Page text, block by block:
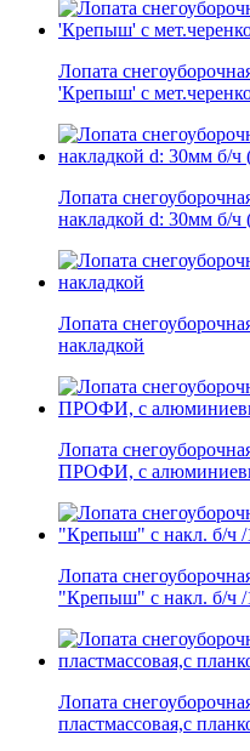
Лопата
'Крепыш' с
Лопата
накладкой d: 30мм б/
Лопата
накладкой
Лопата
ПРОФИ, с
Лопата
"Крепыш" с накл. б/ч /
Лопата
пластмассовая,с